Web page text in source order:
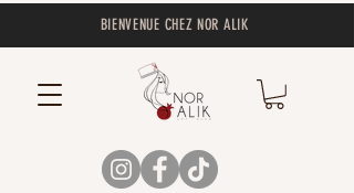
BIENVENUE CHEZ NOR ALIK